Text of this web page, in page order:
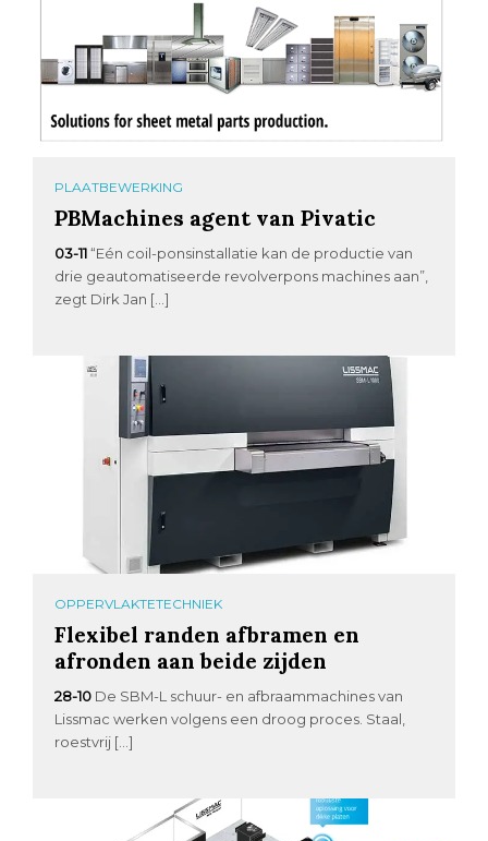
PLAATBEWERKING
PBMachines agent van Pivatic
03-11 “Eén coil-ponsinstallatie kan de productie van
drie geautomatiseerde revolverpons machines aan”,
zegt Dirk Jan […]
OPPERVLAKTETECHNIEK
Flexibel randen afbramen en
afronden aan beide zijden
28-10 De SBM-L schuur- en afbraammachines van
Lissmac werken volgens een droog proces. Staal,
roestvrij […]